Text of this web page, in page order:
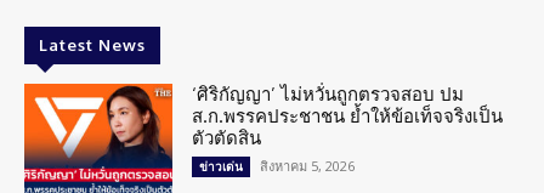
Latest News
‘ศิริกัญญา’ ไม่หวั่นถูกตรวจสอบ ปม
ส.ก.พรรคประชาชน ย้ำให้ข้อเท็จจริงเป็น
ตัวตัดสิน
ข่าวเด่น สิงหาคม 5, 2026